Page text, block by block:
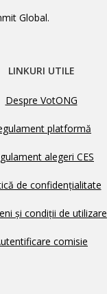
Global.
LINKURI UTILE
Despre VotONG
platformă
alegeri CES
de confidențialitate
și condiții de utilizare
comisie